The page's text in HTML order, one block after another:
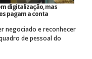
digitalização, mas
pagam a conta
negociado e reconhecer
de pessoal do